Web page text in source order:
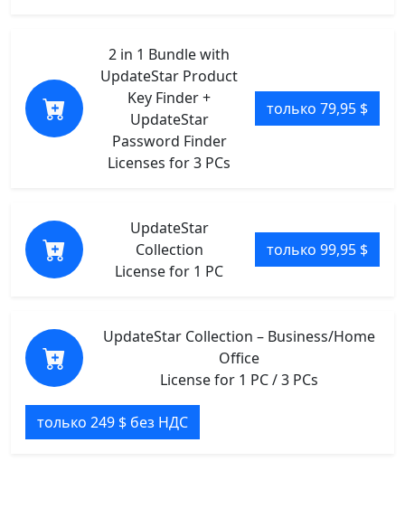
2 in 1 Bundle with
UpdateStar Product
Key Finder +
UpdateStar
Password Finder
Licenses for 3 PCs
только 79,95 $
UpdateStar
Collection
License for 1 PC
только 99,95 $
UpdateStar Collection – Business/Home
Office
License for 1 PC / 3 PCs
только 249 $ без НДС